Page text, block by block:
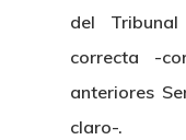
del
correcta -
anteriores
claro-.